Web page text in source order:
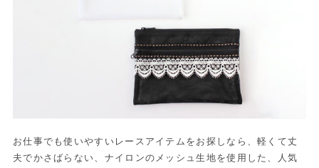
お仕事でも使いやすいレースアイテムをお探しなら、軽くて丈
夫でかさばらない、ナイロンのメッシュ生地を使用した、人気